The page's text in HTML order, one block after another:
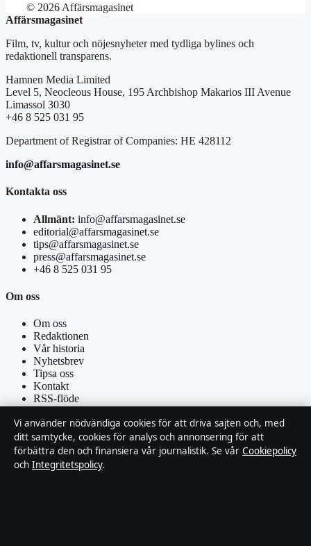
© 2026 Affärsmagasinet
Affärsmagasinet
Film, tv, kultur och nöjesnyheter med tydliga bylines och
redaktionell transparens.
Hamnen Media Limited
Level 5, Neocleous House, 195 Archbishop Makarios III Avenue
Limassol 3030
+46 8 525 031 95
Department of Registrar of Companies: HE 428112
info@affarsmagasinet.se
Kontakta oss
Allmänt: info@affarsmagasinet.se
editorial@affarsmagasinet.se
tips@affarsmagasinet.se
press@affarsmagasinet.se
+46 8 525 031 95
Om oss
Om oss
Redaktionen
Vår historia
Nyhetsbrev
Tipsa oss
Kontakt
RSS-flöde
Förtroende & standarder
Källor & standarder
Redaktionell policy
Vi använder nödvändiga cookies för att driva sajten och, med
ditt samtycke, cookies för analys och annonsering för att
förbättra den och finansiera vår journalistik. Se vår Cookiepolicy
och Integritetspolicy.